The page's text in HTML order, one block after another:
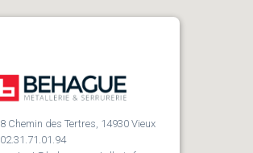
8 Chemin des Tertres, 14930 Vieux
02.31.71.01.94